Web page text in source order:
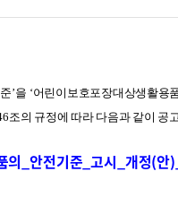
을 ‘어린이보호포장대상생활용
조의 규정에 따라 다음과 같이 공
의_안전기준_고시_개정(